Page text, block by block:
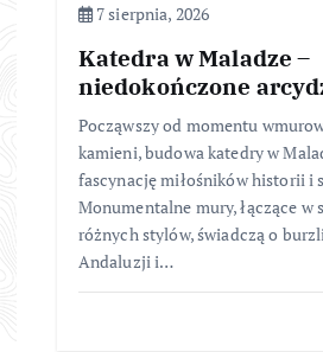
7 sierpnia, 2026
Katedra w Maladze –
niedokończone
Począwszy od momentu
kamieni, budowa katedry w
fascynację miłośników historii i
Monumentalne mury, łączące w
różnych stylów, świadczą o
Andaluzji i…